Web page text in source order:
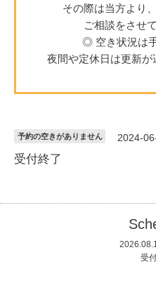
その際は当方より
ご相談をさせ
◎ 空き状況は
夜間や定休日は更新が
予約の空きがありません 2024-
受付終了
受